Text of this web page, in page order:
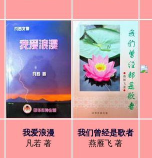
我爱浪漫
凡若 著
我们曾经是歌者
燕雁飞 著